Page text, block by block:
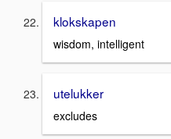
klokskapen
wisdom, intelligent
utelukker
excludes